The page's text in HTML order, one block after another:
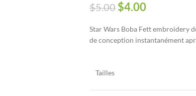
$5.00 $4.00
Star Wars Boba Fett embroidery
de conception instantanément
Tailles